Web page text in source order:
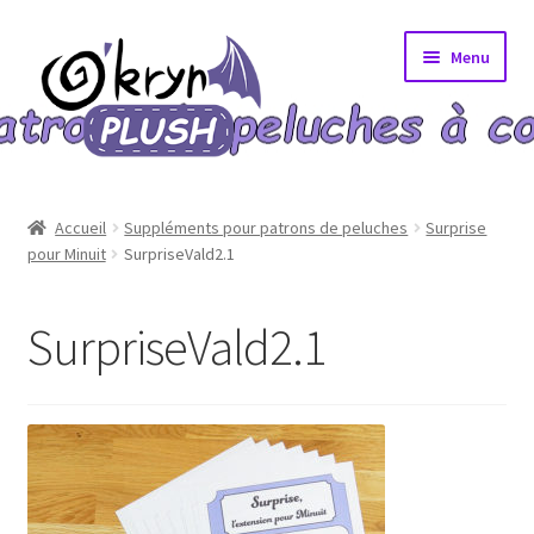
la
navigation
au
contenu
Menu
A propos
Boutique
Commande validée
Accueil Suppléments pour patrons de peluches
Surprise
pour Minuit
SurpriseVald2.1
SurpriseVald2.1